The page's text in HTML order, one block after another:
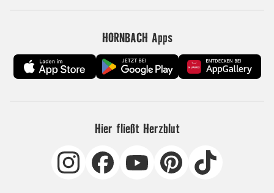
HORNBACH Apps
Hier fließt Herzblut